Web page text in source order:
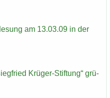
am 13.03.09 in der
Krüger-​Stiftung“ grü­